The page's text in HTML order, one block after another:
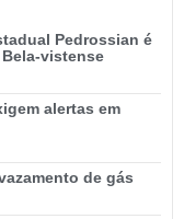
Pedrossian é
vistense
alertas em
de gás